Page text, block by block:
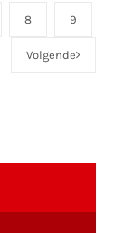
8 9
Volgende